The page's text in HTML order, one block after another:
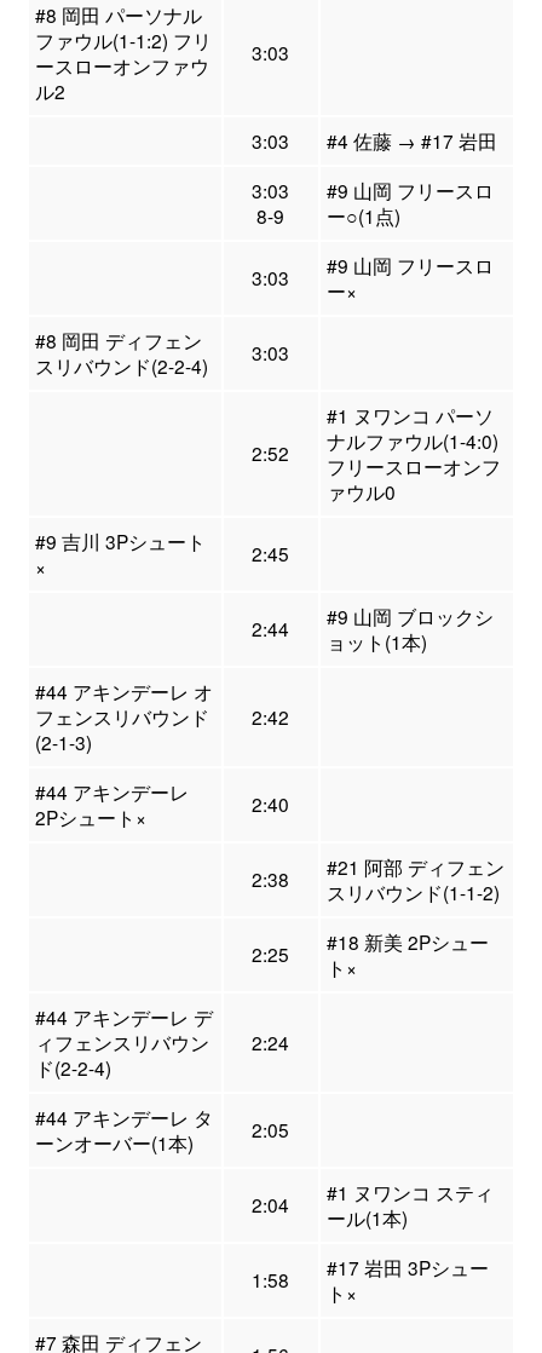
#8 岡田 パーソナル
ファウル(1-1:2) フリ
ースローオンファウ
ル2
3:03
3:03
#4 佐藤 → #17 岩田
3:03
8-9
#9 山岡 フリースロ
ー○(1点)
3:03
#9 山岡 フリースロ
ー×
#8 岡田 ディフェン
スリバウンド(2-2-4)
3:03
2:52
#1 ヌワンコ パーソ
ナルファウル(1-4:0)
フリースローオンフ
ァウル0
#9 吉川 3Pシュート
×
2:45
2:44
#9 山岡 ブロックシ
ョット(1本)
#44 アキンデーレ オ
フェンスリバウンド
(2-1-3)
2:42
#44 アキンデーレ
2Pシュート×
2:40
2:38
#21 阿部 ディフェン
スリバウンド(1-1-2)
2:25
#18 新美 2Pシュー
ト×
#44 アキンデーレ デ
ィフェンスリバウン
ド(2-2-4)
2:24
#44 アキンデーレ タ
ーンオーバー(1本)
2:05
2:04
#1 ヌワンコ スティ
ール(1本)
1:58
#17 岩田 3Pシュー
ト×
#7 森田 ディフェン